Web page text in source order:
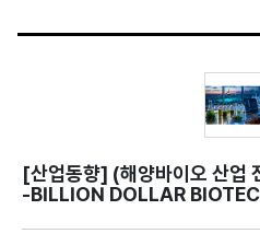
[산업동향]
-BILLION DOLLAR